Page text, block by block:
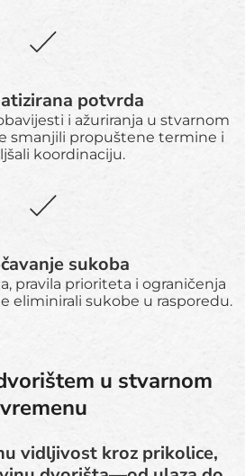
potvrda
i ažuriranja u stvarnom
smanjili propuštene termine i
koordinaciju.
sukoba
pravila prioriteta i ograničenja
eliminirali sukobe u rasporedu.
u stvarnom
vremenu
vidljivost kroz prikolice,